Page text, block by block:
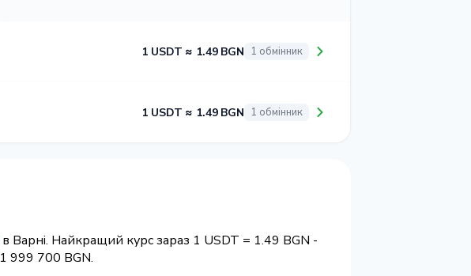
1 USDT ≈ 1.49 BGN 1 обмінник
1 USDT ≈ 1.49 BGN 1 обмінник
в Варні. Найкращий курс зараз 1 USDT = 1.49 BGN -
1 999 700 BGN.